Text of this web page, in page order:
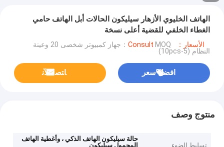
الهاتف الخليوي الأزهار سيليكون الحالات أبل الهاتف حامي
الغطاء الخلفي للقضية أعلى نسخة
الأسعار：Consult MOQ：جهاز كمبيوتر شخصى 20 وعينة
النظام (5-10pcs)
افضل سعر ﺎﺘﺼﻟ ﺍﻶﻧ
منتوج وصف
تسليط الضوء
حالة سيليكون الهاتف الذكي ، وأغطية الهاتف
المحمول سيليكون